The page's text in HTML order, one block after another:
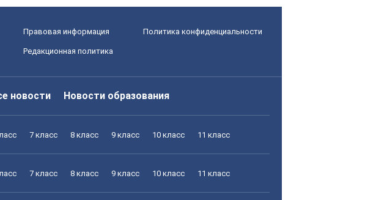
Правовая информация Политика конфиденциальности
Редакционная политика
новости Новости образования
7 класс 8 класс 9 класс 10 класс 11 класс
7 класс 8 класс 9 класс 10 класс 11 класс